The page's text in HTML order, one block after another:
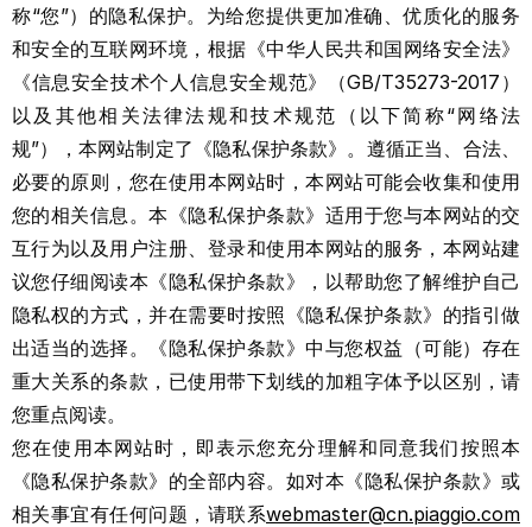
称“您”）的隐私保护。为给您提供更加准确、优质化的服务
和安全的互联网环境，根据《中华人民共和国网络安全法》
《信息安全技术个人信息安全规范》（GB/T35273-2017）
以及其他相关法律法规和技术规范（以下简称“网络法
规”），本网站制定了《隐私保护条款》。遵循正当、合法、
必要的原则，您在使用本网站时，本网站可能会收集和使用
您的相关信息。本《隐私保护条款》适用于您与本网站的交
互行为以及用户注册、登录和使用本网站的服务，本网站建
议您仔细阅读本《隐私保护条款》，以帮助您了解维护自己
隐私权的方式，并在需要时按照《隐私保护条款》的指引做
出适当的选择。《隐私保护条款》中与您权益（可能）存在
重大关系的条款，已使用带下划线的加粗字体予以区别，请
您重点阅读。
您在使用本网站时，即表示您充分理解和同意我们按照本
《隐私保护条款》的全部内容。如对本《隐私保护条款》或
相关事宜有任何问题，请联系webmaster@cn.piaggio.com